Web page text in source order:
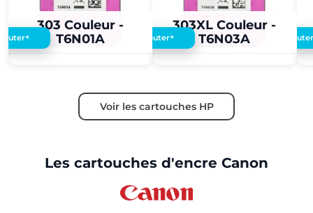
303 Couleur -
T6N01A
3,60 €3,50 €
+
303XL Couleur -
T6N03A
3,60 €3,50 €
Ajouter+
Voir les cartouches HP
Les cartouches d'encre Canon